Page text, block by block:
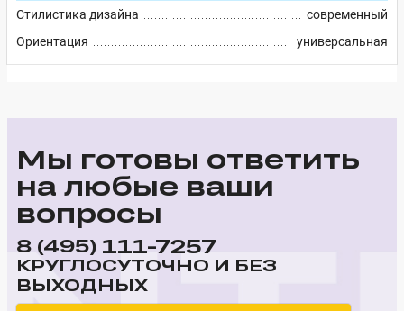
Стилистика дизайна
современный
Ориентация
универсальная
Мы готовы ответить
на любые ваши
вопросы
8 (495) 111-7257
КРУГЛОСУТОЧНО И БЕЗ
ВЫХОДНЫХ